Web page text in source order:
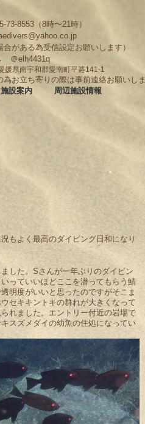
8553（8時〜21時）
合がある為受信設定お願いします）
＠elh4431q
媛県南宇和郡愛南町平碆141-1
為お立ち寄りの際は事前連絡お願いしま
施設案内 周辺施設情報
もよく最高のダイビング日和になり
した。Sさんが一年ぶりのダイビン
っていいほどここを潜ってもらう鯖
明度がいいと思ったのですがそこま
セキキントキの群れが大きくなって
れました。エントリー付近の岩場で
スズメダイの幼魚の住処になってい